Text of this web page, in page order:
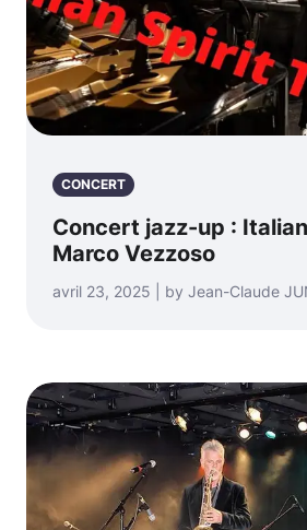
CONCERT
Concert jazz-up :
Marco Vezzoso
avril 23, 2025 | by Jean-Claude